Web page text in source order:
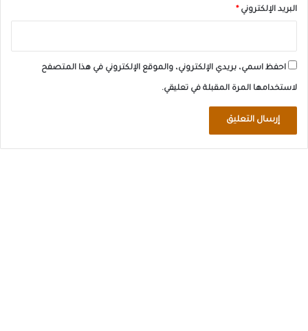
البريد الإلكتروني *
احفظ اسمي، بريدي الإلكتروني، والموقع الإلكتروني في هذا المتصفح
لاستخدامها المرة المقبلة في تعليقي.